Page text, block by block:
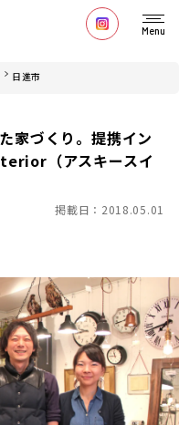
Menu
日進市
家づくり。提携イン
（アスキースイ
掲載日：2018.05.01